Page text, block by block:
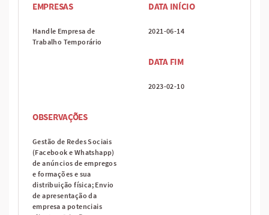
EMPRESAS
Handle Empresa de
Trabalho Temporário
DATA INÍCIO
2021-06-14
DATA FIM
2023-02-10
OBSERVAÇÕES
Gestão de Redes Sociais
(Facebook e Whatshapp)
de anúncios de empregos
e formações e sua
distribuição física; Envio
de apresentação da
empresa a potenciais